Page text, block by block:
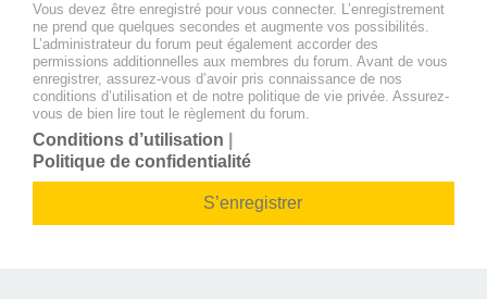
Vous devez être enregistré pour vous connecter. L’enregistrement
ne prend que quelques secondes et augmente vos possibilités.
L’administrateur du forum peut également accorder des
permissions additionnelles aux membres du forum. Avant de vous
enregistrer, assurez-vous d’avoir pris connaissance de nos
conditions d’utilisation et de notre politique de vie privée. Assurez-
vous de bien lire tout le règlement du forum.
Conditions d’utilisation
Politique de confidentialité
S’enregistrer